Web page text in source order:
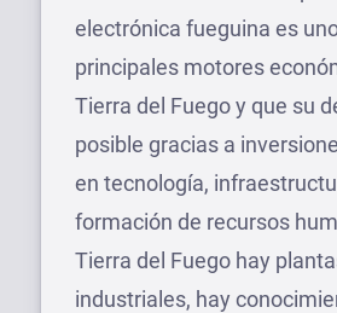
electrónica fueguina es
principales motores
Tierra del Fuego y que su
posible gracias a
en tecnología,
formación de recursos
Tierra del Fuego hay
industriales, hay